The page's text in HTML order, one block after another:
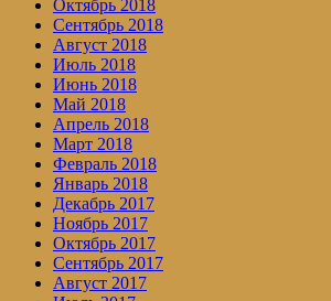
Октябрь 2018
Сентябрь 2018
Август 2018
Июль 2018
Июнь 2018
Май 2018
Апрель 2018
Март 2018
Февраль 2018
Январь 2018
Декабрь 2017
Ноябрь 2017
Октябрь 2017
Сентябрь 2017
Август 2017